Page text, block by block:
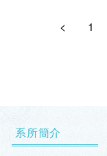
< 1
系所簡介